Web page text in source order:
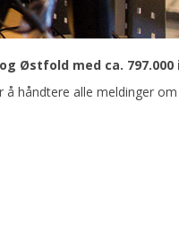
Østfold med ca. 797.000
håndtere alle meldinger